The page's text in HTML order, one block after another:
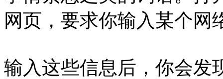
网页，要求你输入某个网
输入这些信息后，你会发